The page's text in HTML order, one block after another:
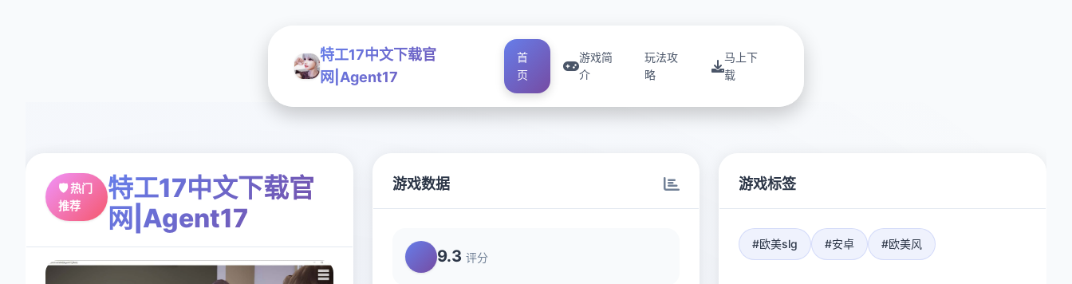
特工17中文下载官
网|Agent17
首
页
游戏简
介
玩法攻
略
马上下
载
🛡️ 热门
推荐
特工17中文下载官
网|Agent17
游戏数据
9.3 评分
游戏标签
#欧美slg #安卓 #欧美风